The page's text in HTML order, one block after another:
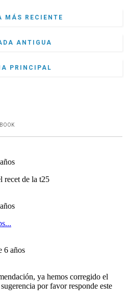
MÁS RECIENTE
ANTIGUA
PRINCIPAL